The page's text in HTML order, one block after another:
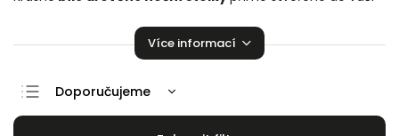
Více informací
Doporučujeme
Nejlevnější